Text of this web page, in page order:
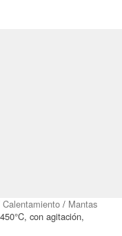
Calentamiento / Mantas
con agitación,